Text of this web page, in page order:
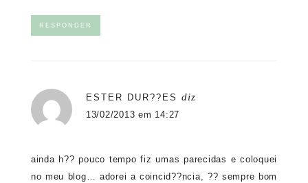
RESPONDER
ESTER DUR??ES diz
13/02/2013 em 14:27
ainda h?? pouco tempo fiz umas parecidas e coloquei
no meu blog… adorei a coincid??ncia, ?? sempre bom